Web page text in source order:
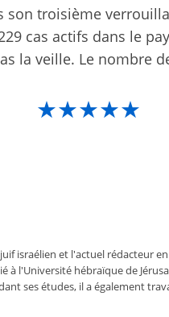
son troisième
cas actifs dans le
la veille. Le nombre
★★★★★
israélien et l'actuel rédacteur
à l'Université hébraïque de
ses études, il a également